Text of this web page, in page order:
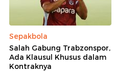
Sepakbola
Salah Gabung Trabzonspor,
Ada Klausul Khusus dalam
Kontraknya